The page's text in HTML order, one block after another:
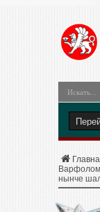
нынче